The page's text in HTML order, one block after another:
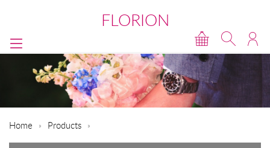
FLORION
Home Products